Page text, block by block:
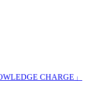
CHARGE」